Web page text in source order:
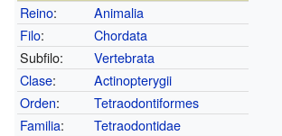
Reino:
Animalia
Filo:
Chordata
Subfilo:
Vertebrata
Clase:
Actinopterygii
Orden:
Tetraodontiformes
Familia:
Tetraodontidae